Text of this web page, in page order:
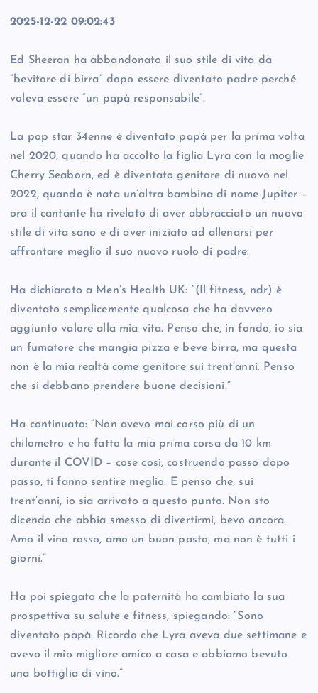
2025-12-22 09:02:43
Ed Sheeran ha abbandonato il suo stile di vita da
“bevitore di birra” dopo essere diventato padre perché
voleva essere “un papà responsabile”.
La pop star 34enne è diventato papà per la prima volta
nel 2020, quando ha accolto la figlia Lyra con la moglie
Cherry Seaborn, ed è diventato genitore di nuovo nel
2022, quando è nata un’altra bambina di nome Jupiter –
ora il cantante ha rivelato di aver abbracciato un nuovo
stile di vita sano e di aver iniziato ad allenarsi per
affrontare meglio il suo nuovo ruolo di padre.
Ha dichiarato a Men’s Health UK: “(Il fitness, ndr) è
diventato semplicemente qualcosa che ha davvero
aggiunto valore alla mia vita. Penso che, in fondo, io sia
un fumatore che mangia pizza e beve birra, ma questa
non è la mia realtà come genitore sui trent’anni. Penso
che si debbano prendere buone decisioni.”
Ha continuato: “Non avevo mai corso più di un
chilometro e ho fatto la mia prima corsa da 10 km
durante il COVID – cose così, costruendo passo dopo
passo, ti fanno sentire meglio. E penso che, sui
trent’anni, io sia arrivato a questo punto. Non sto
dicendo che abbia smesso di divertirmi, bevo ancora.
Amo il vino rosso, amo un buon pasto, ma non è tutti i
giorni.”
Ha poi spiegato che la paternità ha cambiato la sua
prospettiva su salute e fitness, spiegando: “Sono
diventato papà. Ricordo che Lyra aveva due settimane e
avevo il mio migliore amico a casa e abbiamo bevuto
una bottiglia di vino.”